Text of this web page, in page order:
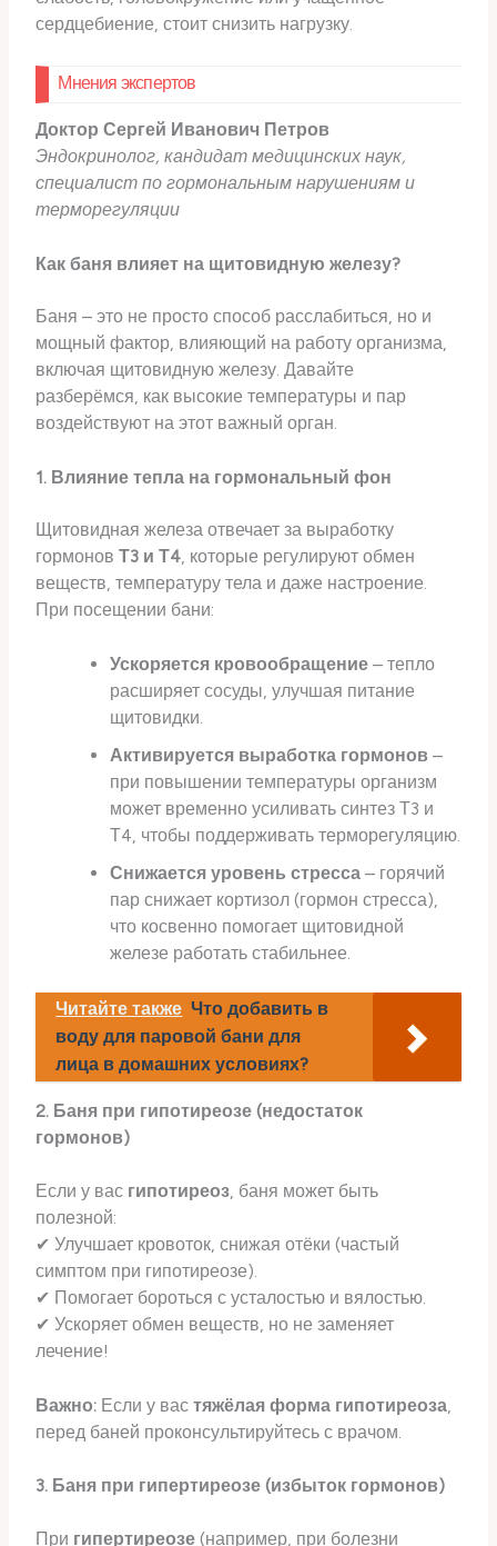
сердцебиение, стоит снизить нагрузку.
Мнения экспертов
Доктор Сергей Иванович Петров
Эндокринолог, кандидат медицинских наук,
специалист по гормональным нарушениям и
терморегуляции
Как баня влияет на щитовидную железу?
Баня – это не просто способ расслабиться, но и
мощный фактор, влияющий на работу организма,
включая щитовидную железу. Давайте
разберёмся, как высокие температуры и пар
воздействуют на этот важный орган.
1. Влияние тепла на гормональный фон
Щитовидная железа отвечает за выработку
гормоновТ3 и Т4, которые регулируют обмен
веществ, температуру тела и даже настроение.
При посещении бани:
Ускоряется кровообращение– тепло
расширяет сосуды, улучшая питание
щитовидки.
Активируется выработка гормонов –
при повышении температуры организм
может временно усиливать синтез Т3 и
Т4, чтобы поддерживать терморегуляцию.
Снижается уровень стресса– горячий
пар снижает кортизол (гормон стресса),
что косвенно помогает щитовидной
железе работать стабильнее.
Читайте также Что добавить в
воду для паровой бани для
лица в домашних условиях?
2. Баня при гипотиреозе (недостаток
гормонов)
Если у вас гипотиреоз , баня может быть
полезной:
✔ Улучшает кровоток, снижая отёки (частый
симптом при гипотиреозе).
✔ Помогает бороться с усталостью и вялостью.
✔ Ускоряет обмен веществ, но не заменяет
лечение!
Важно: Если у вастяжёлая форма гипотиреоза
перед баней проконсультируйтесь с врачом.
3. Баня при гипертиреозе (избыток гормонов)
При гипертиреозе (например, при болезни